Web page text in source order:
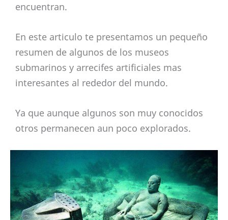
encuentran.
En este articulo te presentamos un pequeño
resumen de algunos de los museos
submarinos y arrecifes artificiales mas
interesantes al rededor del mundo.
Ya que aunque algunos son muy conocidos
otros permanecen aun poco explorados.